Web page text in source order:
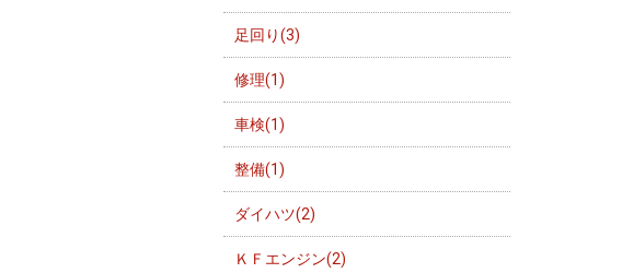
足回り(3)
修理(1)
車検(1)
整備(1)
ダイハツ(2)
ＫＦエンジン(2)